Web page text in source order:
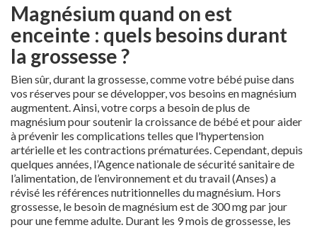
Magnésium quand on est
enceinte : quels besoins durant
la grossesse ?
Bien sûr, durant la grossesse, comme votre bébé puise dans
vos réserves pour se développer, vos besoins en magnésium
augmentent. Ainsi, votre corps a besoin de plus de
magnésium pour soutenir la croissance de bébé et pour aider
à prévenir les complications telles que l'hypertension
artérielle et les contractions prématurées. Cependant, depuis
quelques années, l’Agence nationale de sécurité sanitaire de
l’alimentation, de l’environnement et du travail (Anses) a
révisé les références nutritionnelles du magnésium. Hors
grossesse, le besoin de magnésium est de 300 mg par jour
pour une femme adulte. Durant les 9 mois de grossesse, les